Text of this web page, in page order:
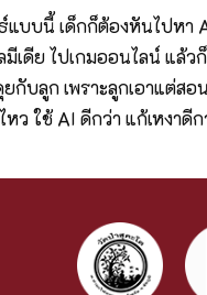
บบนี้ เด็กก็ต้องหันไปหา
เดีย ไปเกมออนไลน์ แล้
กับลูก เพราะลูกเอาแต่
ใช้ AI ดีกว่า แก้เหงาดี